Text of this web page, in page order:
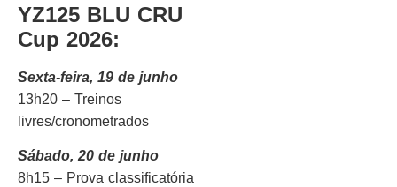
YZ125 BLU CRU
Cup 2026:
Sexta-feira, 19 de junho
13h20 – Treinos
livres/cronometrados
Sábado, 20 de junho
8h15 – Prova classificatória